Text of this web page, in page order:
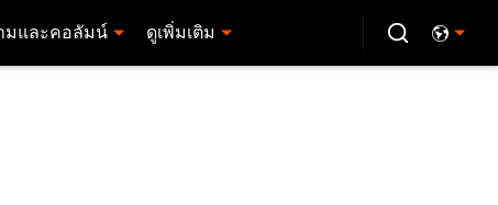
มและคอลัมน์ ดูเพิ่มเติม